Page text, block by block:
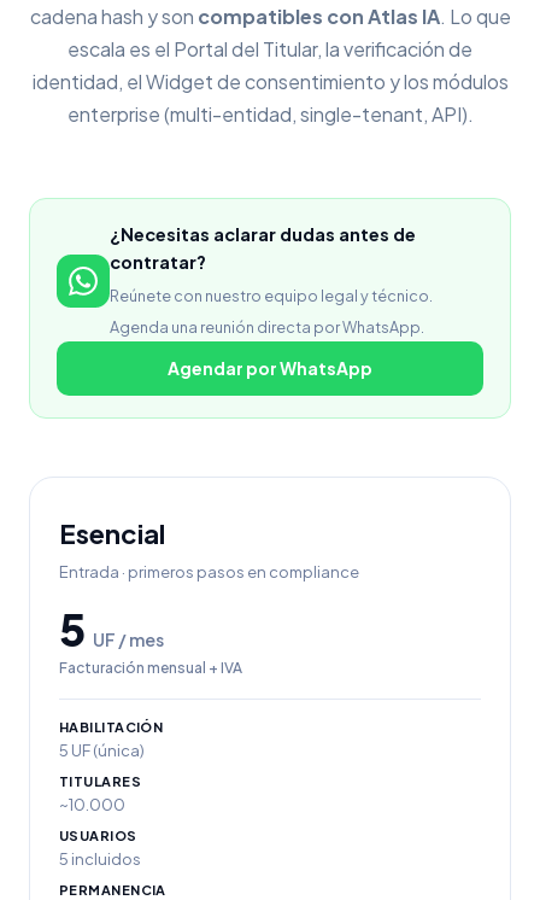
cadena hash y son compatibles con Atlas IA. Lo que
escala es el Portal del Titular, la verificación de
identidad, el Widget de consentimiento y los módulos
enterprise (multi-entidad, single-tenant, API).
¿Necesitas aclarar dudas antes de
contratar?
Reúnete con nuestro equipo legal y técnico.
Agenda una reunión directa por WhatsApp.
Agendar por WhatsApp
Esencial
Entrada · primeros pasos en compliance
5 UF / mes
Facturación mensual + IVA
HABILITACIÓN
5 UF (única)
TITULARES
~10.000
USUARIOS
5 incluidos
PERMANENCIA